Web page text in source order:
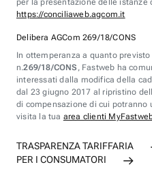
per la presentazione delle
https://conciliaweb.agcom.it
Delibera AGCom 269/18/CONS
In ottemperanza a quanto
n.269/18/CONS , Fastweb ha
interessati dalla modifica della
dal 23 giugno 2017 al ripristino
di compensazione di cui potranno
visita la tua area clienti
TRASPARENZA TARIFFARIA
PER I CONSUMATORI